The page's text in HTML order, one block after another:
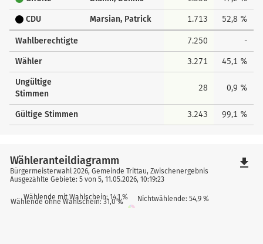
CDU Marsian, Patrick 1.713 52,8 %
Wahlberechtigte 7.250 -
Wähler 3.271 45,1 %
Ungültige
Stimmen
28 0,9 %
Gültige Stimmen 3.243 99,1 %
Wählende ohne Wahlschein: 31,0 %
Wählende mit Wahlschein: 14,1 % Nichtwählende: 54,9 %
Wähleranteildiagramm
Bürgermeisterwahl 2026, Gemeinde Trittau, Zwischenergebnis
Ausgezählte Gebiete: 5 von 5, 11.05.2026, 10:19:23
file_download